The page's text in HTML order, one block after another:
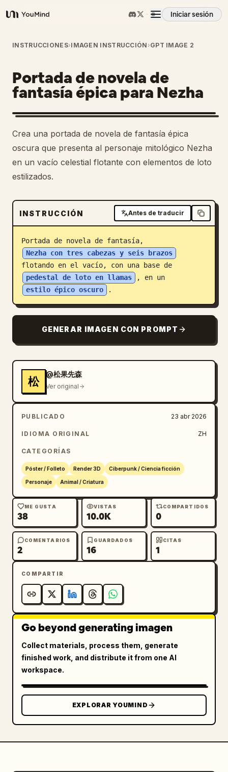
YouMind
Iniciar sesión
Resumen
Casos de uso
Habilidades
Prompts
Precios
Descargar
Blog
Actualizaciones
INSTRUCCIONES›IMAGEN INSTRUCCIÓN ›GPT IMAGE 2
Portada de novela de
fantasía épica para Nezha
Crea una portada de novela de fantasía épica
oscura que presenta al personaje mitológico Nezha
en un vacío celestial flotante con elementos de loto
estilizados.
INSTRUCCIÓN Antes de traducir
Portada de novela de fantasía,
Nezha con tres cabezas y seis brazos
flotando en el vacío, con una base de
pedestal de loto en llamas
, en un
estilo épico oscuro
.
GENERAR IMAGEN CON PROMPT
松
@松果先森
Ver original
PUBLICADO 23 abr 2026
IDIOMA ORIGINAL ZH
CATEGORÍAS
Póster / Folleto Render 3D Ciberpunk / Ciencia ficción
Personaje Animal / Criatura
ME GUSTA
38
VISTAS
10.0K
COMPARTIDOS
0
COMENTARIOS
2
GUARDADOS
16
CITAS
1
COMPARTIR
Go beyond generating imagen
Collect materials, process them, generate
finished work, and distribute it from one AI
workspace.
EXPLORAR YOUMIND